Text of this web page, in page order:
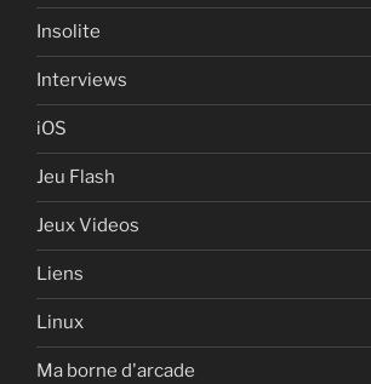
Insolite
Interviews
iOS
Jeu Flash
Jeux Videos
Liens
Linux
Ma borne d'arcade